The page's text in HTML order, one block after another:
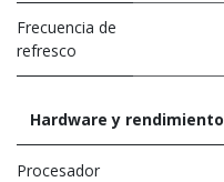
Frecuencia de
refresco
Hardware y rendimiento
Procesador